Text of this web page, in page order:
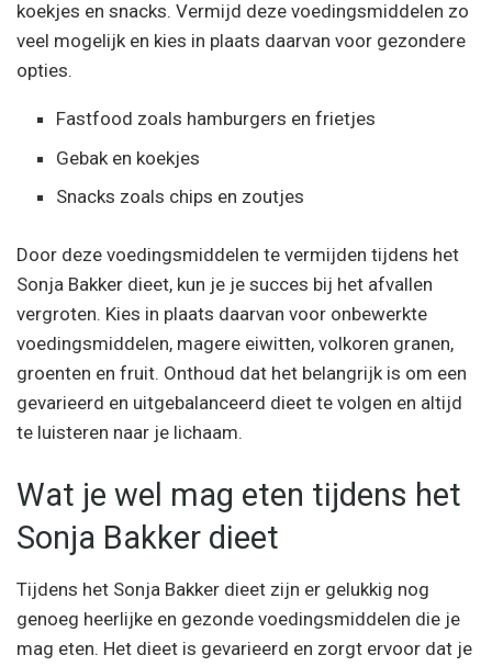
koekjes en snacks. Vermijd deze voedingsmiddelen zo
veel mogelijk en kies in plaats daarvan voor gezondere
opties.
Fastfood zoals hamburgers en frietjes
Gebak en koekjes
Snacks zoals chips en zoutjes
Door deze voedingsmiddelen te vermijden tijdens het
Sonja Bakker dieet, kun je je succes bij het afvallen
vergroten. Kies in plaats daarvan voor onbewerkte
voedingsmiddelen, magere eiwitten, volkoren granen,
groenten en fruit. Onthoud dat het belangrijk is om een
gevarieerd en uitgebalanceerd dieet te volgen en altijd
te luisteren naar je lichaam.
Wat je wel mag eten tijdens het
Sonja Bakker dieet
Tijdens het Sonja Bakker dieet zijn er gelukkig nog
genoeg heerlijke en gezonde voedingsmiddelen die je
mag eten. Het dieet is gevarieerd en zorgt ervoor dat je